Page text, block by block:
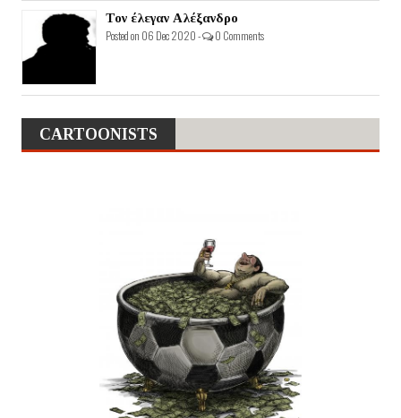
Τον έλεγαν Αλέξανδρο
Posted on 06 Dec 2020 - 0 Comments
CARTOONISTS